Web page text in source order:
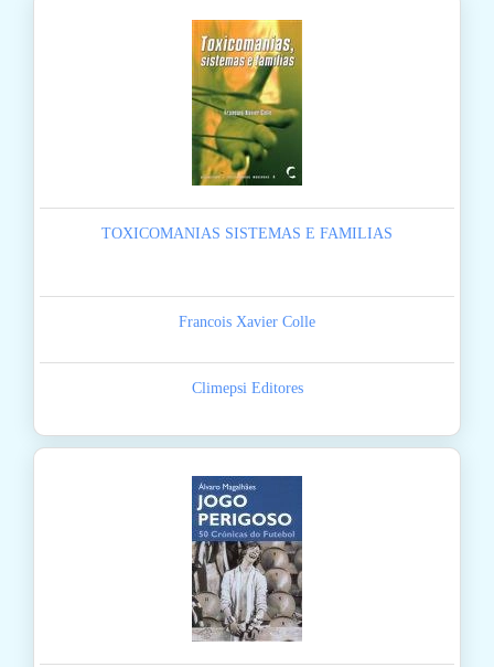
TOXICOMANIAS SISTEMAS E FAMILIAS
Francois Xavier Colle
Climepsi Editores